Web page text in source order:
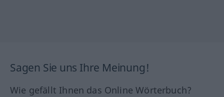
Sagen Sie uns Ihre Meinung!
Wie gefällt Ihnen das Online Wörterbuch?